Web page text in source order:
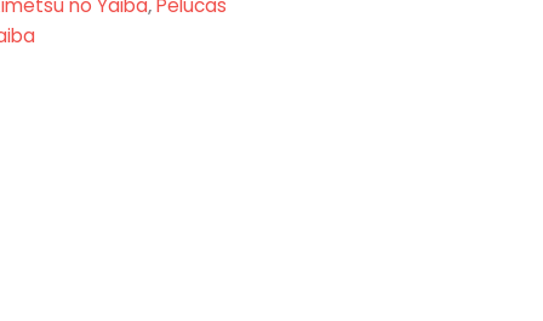
no Yaiba,Pelucas